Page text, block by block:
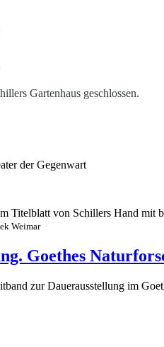
Gartenhaus geschlossen.
der Gegenwart
Weimar
Goethes
zur Dauerausstellung im